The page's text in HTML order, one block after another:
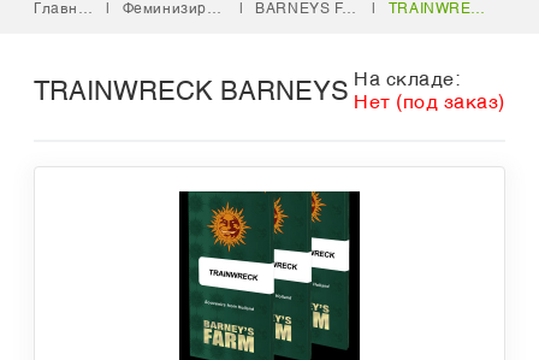
Главная | Феминизированные | BARNEYS FARM TRAINWRECK BARNEYS
TRAINWRECK BARNEYS На складе:
Нет (под заказ)